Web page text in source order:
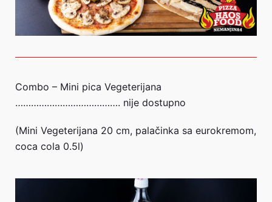
Combo – Mini pica Vegeterijana
…………………………………. nije dostupno
(Mini Vegeterijana 20 cm, palačinka sa eurokremom,
coca cola 0.5l)